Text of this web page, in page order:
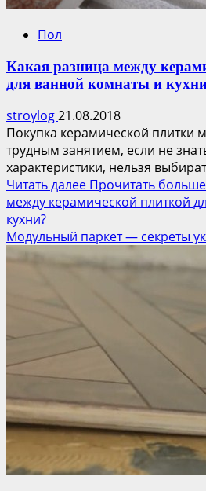
Пол
Какая разница между
для ванной комнаты и
stroylog21.08.2018
Покупка керамической плитки
трудным занятием, если не
характеристики, нельзя
Читать далее Прочитать
между керамической плиткой
кухни?
Модульный паркет — секреты